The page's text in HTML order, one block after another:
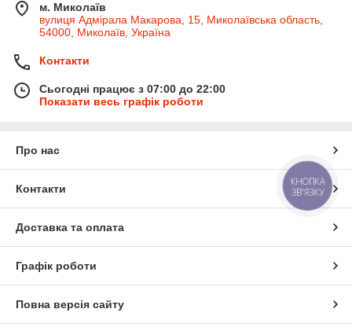
м. Миколаїв
вулиця Адмірала Макарова, 15, Миколаївська область,
54000, Миколаїв, Україна
Контакти
Сьогодні працює з 07:00 до 22:00
Показати весь графік роботи
Про нас
Контакти
Доставка та оплата
Графік роботи
Повна версія сайту
КНОПКА
ЗВ'ЯЗКУ